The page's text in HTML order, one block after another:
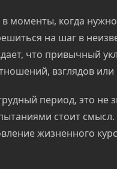
моменты, когда
на шаг в
что привычный
взглядов или
период, это
стоит
жизненного